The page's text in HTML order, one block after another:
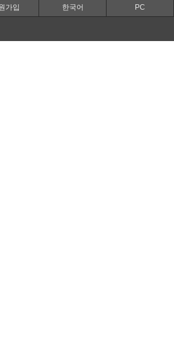
가입 한국어 PC